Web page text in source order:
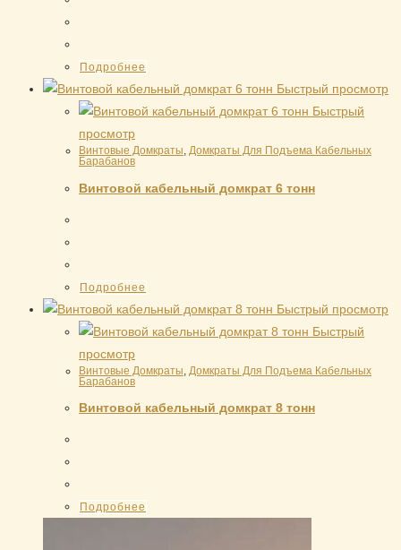
Подробнее
Быстрый просмотр
Быстрый
просмотр
Винтовые Домкраты, Домкраты Для Подъема Кабельных
Барабанов
Винтовой кабельный домкрат 6 тонн
Подробнее
Быстрый просмотр
Быстрый
просмотр
Винтовые Домкраты Домкраты Для Подъема Кабельных
Барабанов
Винтовой кабельный домкрат 8 тонн
Подробнее